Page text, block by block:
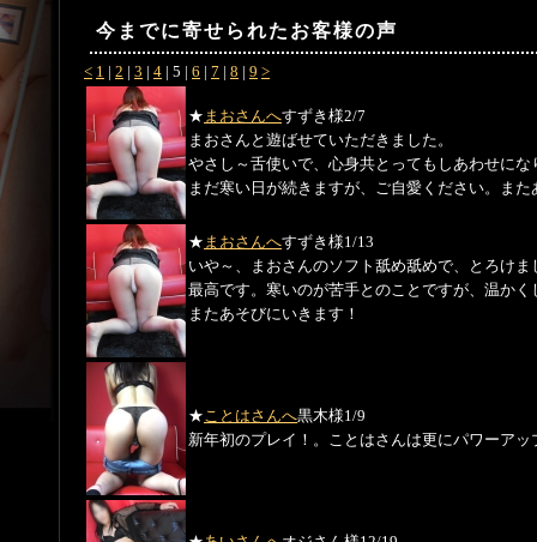
今までに寄せられたお客様の声
< 1 | 2 | 3 | 4 | 5 | 6 | 7 | 8 | 9 >
★ まおさんへすずき様2/7
まおさんと遊ばせていただきました。
やさし～舌使いで、心身共とってもしあわせにな
まだ寒い日が続きますが、ご自愛ください。ま
★ まおさんへすずき様1/13
いや～、まおさんのソフト舐め舐めで、とろけま
最高です。寒いのが苦手とのことですが、温か
またあそびにいきます！
★ことはさんへ黒木様1/9
新年初のプレイ！。ことはさんは更にパワーア